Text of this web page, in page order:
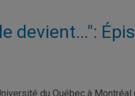
devient...":
du Québec à